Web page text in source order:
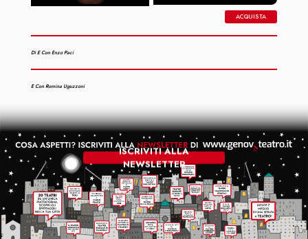
ACQUISTA
Di E Con Enzo Paci
E Con Romina Uguzzoni
ISCRIVITI ALLA
NEWSLETTER